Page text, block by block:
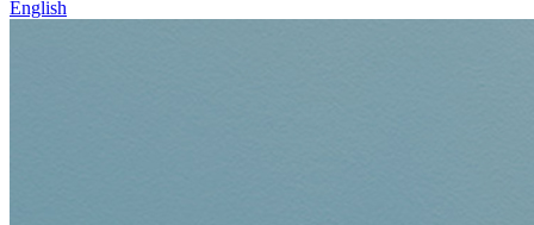
English